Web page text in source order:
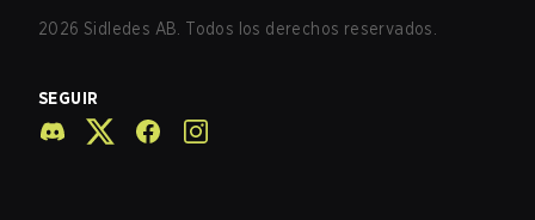
2026 Sidledes AB. Todos los derechos reservados.
SEGUIR